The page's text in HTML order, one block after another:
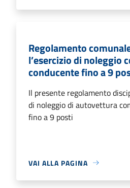
Regolamento
l’esercizio di noleggio
conducente fino a 9
Il presente regolamento
di noleggio di autovettura
fino a 9 posti
VAI ALLA PAGINA